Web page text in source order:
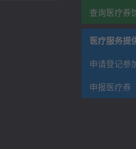
查询医疗券
医疗服务提
申请登记参
申报医疗券